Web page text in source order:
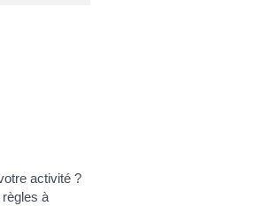
activité ?
à